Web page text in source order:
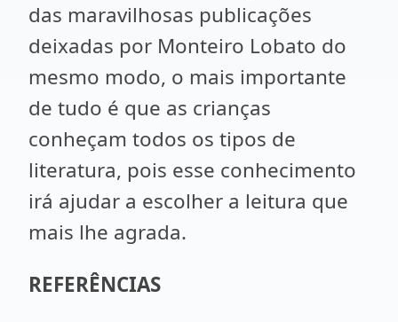
das maravilhosas publicações
deixadas por Monteiro Lobato do
mesmo modo, o mais importante
de tudo é que as crianças
conheçam todos os tipos de
literatura, pois esse conhecimento
irá ajudar a escolher a leitura que
mais lhe agrada.
REFERÊNCIAS